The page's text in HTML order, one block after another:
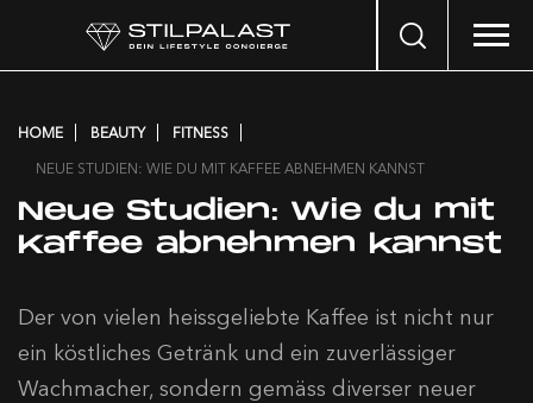
Search
HOME BEAUTY
FITNESS
NEUE STUDIEN: WIE DU MIT KAFFEE ABNEHMEN KANNST
Neue Studien: Wie du mit
Kaffee abnehmen kannst
Der von vielen heissgeliebte Kaffee ist nicht nur
ein köstliches Getränk und ein zuverlässiger
Wachmacher, sondern gemäss diverser neuer